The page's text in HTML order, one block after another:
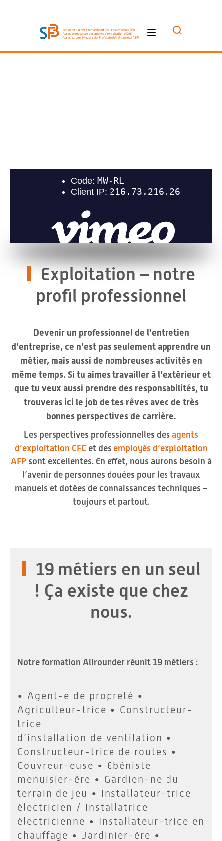
Exploitation – notre
profil professionnel
Devenir un professionnel de l’entretien
d’entreprise, ce n’est pas seulement apprendre un
métier, mais aussi de nombreuses activités en
même temps. Si tu aimes travailler à l’extérieur et
que tu veux aussi prendre des responsabilités, tu
trouveras ici le job de tes rêves avec de très
bonnes perspectives de carrière.
Les perspectives professionnelles des agents
d’exploitation CFC et des employés d’exploitation
AFPsont excellentes. En effet, nous aurons besoin à
l’avenir de personnes douées pour les travaux
manuels et dotées de connaissances techniques –
toujours et partout.
19 métiers en un seul
! Ça existe que chez
nous.
Notre formation Allrounder réunit 19 métiers :
• Agent-e de propreté •
Agriculteur-trice • Constructeur-
trice
d’installation de ventilation •
Constructeur-trice de routes •
Couvreur-euse • Ebéniste
menuisier-ère • Gardien-ne du
terrain de jeu • Installateur-trice
électricien / Installatrice
électricienne • Installateur-trice en
chauffage • Jardinier-ère •